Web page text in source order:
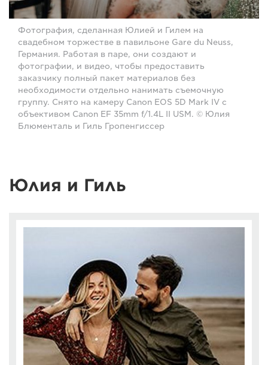
Фотография, сделанная Юлией и Гилем на
свадебном торжестве в павильоне Gare du Neuss,
Германия. Работая в паре, они создают и
фотографии, и видео, чтобы предоставить
заказчику полный пакет материалов без
необходимости отдельно нанимать съемочную
группу. Снято на камеру Canon EOS 5D Mark IV с
объективом Canon EF 35mm f/1.4L II USM. © Юлия
Блюменталь и Гиль Гропенгиссер
Юлия и Гиль